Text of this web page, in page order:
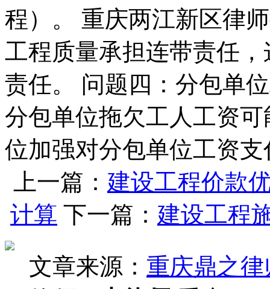
程）。 重庆两江新区律
工程质量承担连带责任
责任。 问题四：分包单
分包单位拖欠工人工资
位加强对分包单位工资
上一篇： 建设工程价款
计算 下一篇： 建设工程
文章来源： 重庆鼎之